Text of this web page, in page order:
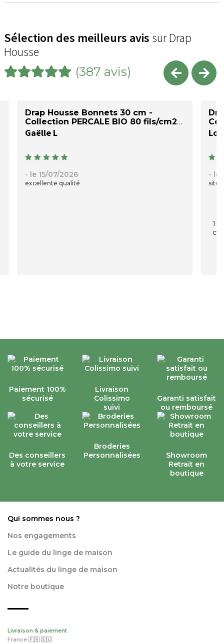
Sélection des meilleurs avis sur Drap
Housse
(387 avis)
Drap Housse Bonnets 30 cm -
Collection PERCALE BIO 80 fils/cm2
Gaëlle L
- le 15/07/2026
excellente qualité
- le
site
1
Paiement 100%
sécurisé
Livraison
Colissimo
suivi
Garanti satisfait
ou remboursé
Des conseillers
à votre service
Broderies
Personnalisées
Showroom
Retrait en
boutique
Qui sommes nous ?
Nos engagements
Le guide du linge de maison
Actualités du linge de maison
Notre boutique
Livraison & paiement
France 🇫🇷 🇪🇺